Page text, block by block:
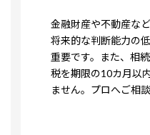
金融財産や不動産な
将来的な判断能力の
重要です。また、相
税を期限の10カ月以
ません。プロへご相